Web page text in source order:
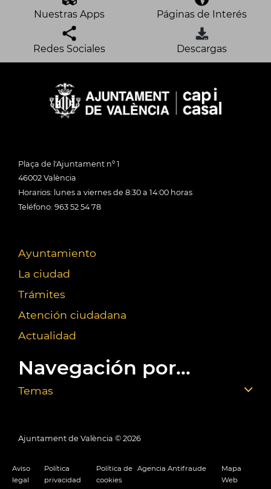
Nuestras Apps Páginas de Interés
Redes Sociales Descargas
Plaça de l'Ajuntament nº 1
46002 València
Horarios: lunes a viernes de 8:30 a 14:00 horas
Teléfono: 963 52 54 78
Ayuntamiento
La ciudad
Trámites
Atención ciudadana
Actualidad
Navegación por...
Temas
Ajuntament de València © 2026
Aviso
legal
Política
privacidad
Política de
cookies
Agencia Antifraude
Mapa
Web